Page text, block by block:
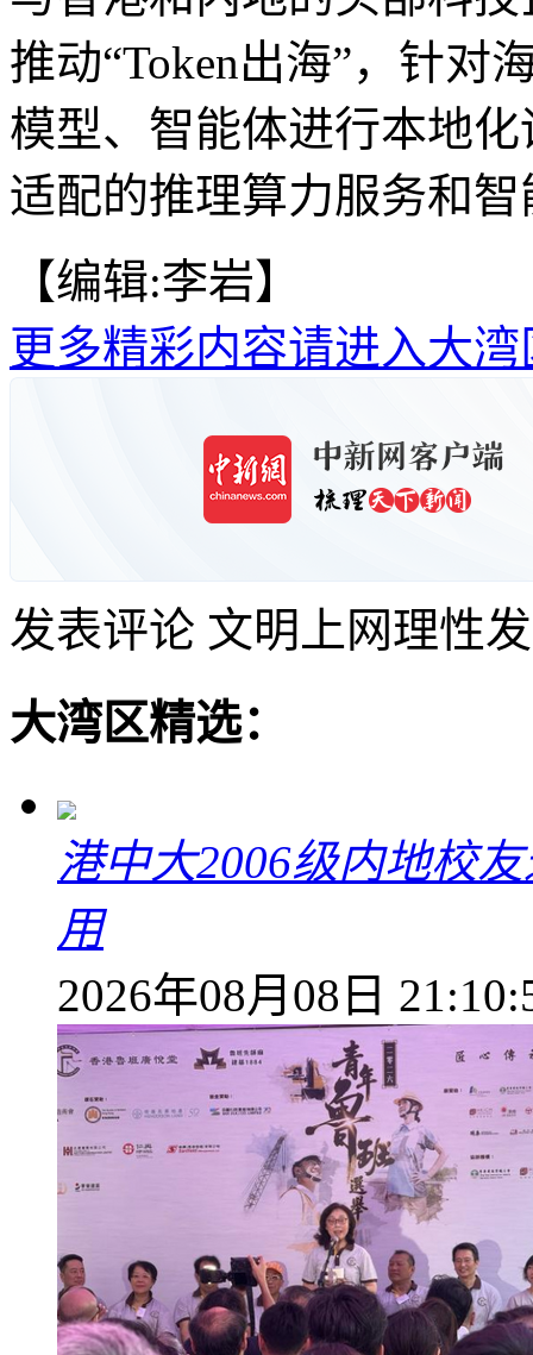
推动“Token出海”，针对
模型、智能体进行本地
适配的推理算力服务和
【编辑:李岩】
更多精彩内容请进入大湾
发表评论 文明上网理性
大湾区精选：
港中大2006级内地校
用
2026年08月08日